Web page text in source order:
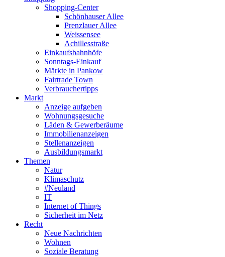
Shopping-Center
Schönhauser Allee
Prenzlauer Allee
Weissensee
Achillesstraße
Einkaufsbahnhöfe
Sonntags-Einkauf
Märkte in Pankow
Fairtrade Town
Verbrauchertipps
Markt
Anzeige aufgeben
Wohnungsgesuche
Läden & Gewerberäume
Immobilienanzeigen
Stellenanzeigen
Ausbildungsmarkt
Themen
Natur
Klimaschutz
#Neuland
IT
Internet of Things
Sicherheit im Netz
Recht
Neue Nachrichten
Wohnen
Soziale Beratung